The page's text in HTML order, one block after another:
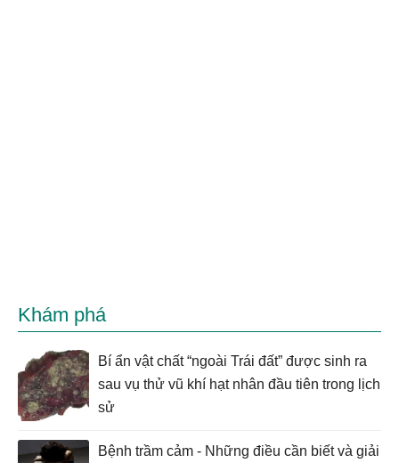
Khám phá
Bí ẩn vật chất “ngoài Trái đất” được sinh ra
sau vụ thử vũ khí hạt nhân đầu tiên trong lịch
sử
Bệnh trầm cảm - Những điều cần biết và giải